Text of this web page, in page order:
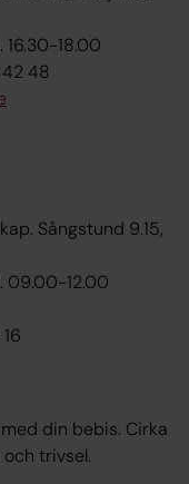
18.00
48
Sångstund 9.15,
09.00-12.00
din bebis. Cirka
trivsel.